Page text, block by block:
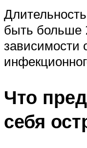
быть больше
зависимости
Что
себя